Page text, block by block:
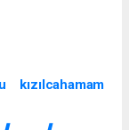
kızılcahamam